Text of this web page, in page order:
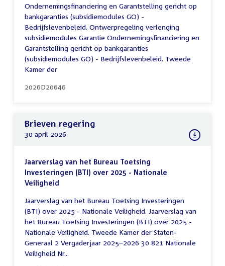
Ondernemingsfinanciering en Garantstelling gericht op
bankgaranties (subsidiemodules GO) -
Bedrijfslevenbeleid. Ontwerpregeling verlenging
subsidiemodules Garantie Ondernemingsfinanciering en
Garantstelling gericht op bankgaranties
(subsidiemodules GO) - Bedrijfslevenbeleid. Tweede
Kamer der
2026D20646
Brieven regering
30 april 2026
Jaarverslag van het Bureau Toetsing
Investeringen (BTI) over 2025 - Nationale
Veiligheid
Jaarverslag van het Bureau Toetsing Investeringen
(BTI) over 2025 - Nationale Veiligheid. Jaarverslag van
het Bureau Toetsing Investeringen (BTI) over 2025 -
Nationale Veiligheid. Tweede Kamer der Staten-
Generaal 2 Vergaderjaar 2025–2026 30 821 Nationale
Veiligheid Nr...